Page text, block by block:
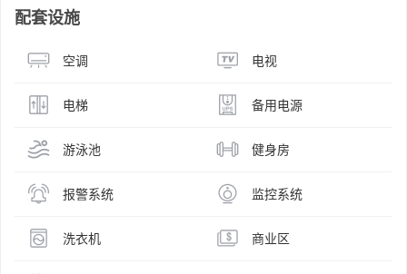
配套设施
空调 电视
电梯 备用电源
游泳池 健身房
报警系统 监控系统
洗衣机 商业区